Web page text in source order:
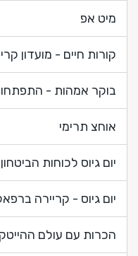
מיט אפ
קורות חיים - מועדון
בוקר אמהות -
אוחצ תרימי
יום גיוס לכוחות הביטחון 10.7.24
יום גיוס - קריירה ברפאל
הכרות עם עולם ההייטק -